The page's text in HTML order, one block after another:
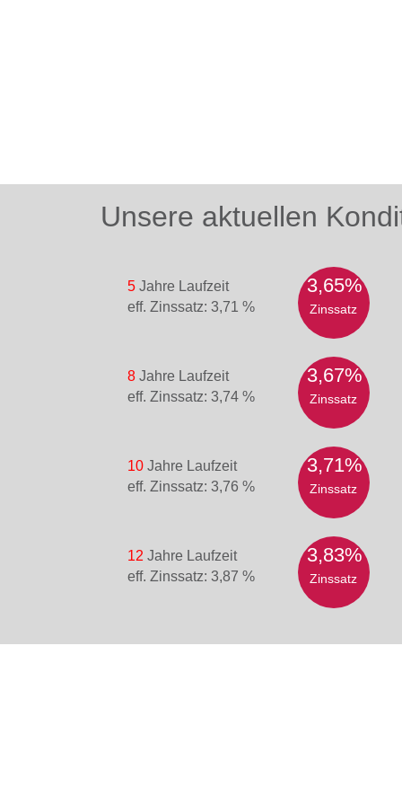
Unsere aktuellen
5 Jahre Laufzeit
eff. Zinssatz: 3,71 %
3,65%
Zinssatz
8 Jahre Laufzeit
eff. Zinssatz: 3,74 %
3,67%
Zinssatz
10 Jahre Laufzeit
eff. Zinssatz: 3,76 %
3,71%
Zinssatz
12 Jahre Laufzeit
eff. Zinssatz: 3,87 %
3,83%
Zinssatz